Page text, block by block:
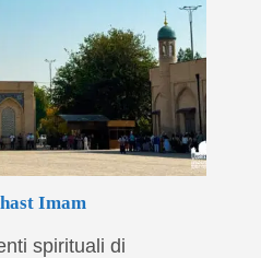
Imam
spirituali di